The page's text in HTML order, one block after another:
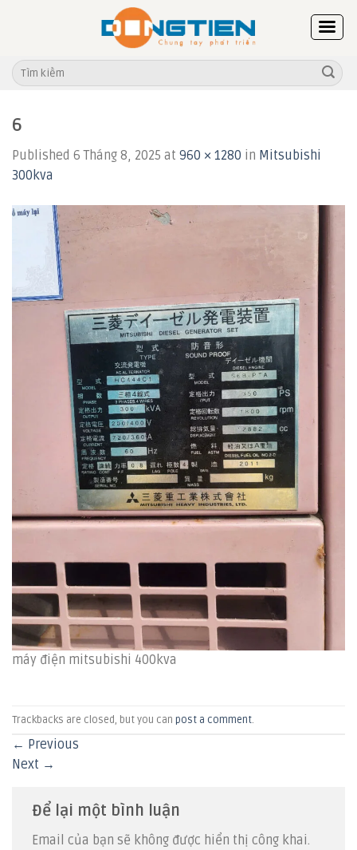
Tìm
kiếm:
6
Published 6 Tháng 8, 2025 at 960 × 1280 in Mitsubishi
300kva
máy điện mitsubishi 400kva
Trackbacks are closed, but you can post a comment.
← Previous
Next →
Để lại một bình luận
Email của bạn sẽ không được hiển thị công khai.